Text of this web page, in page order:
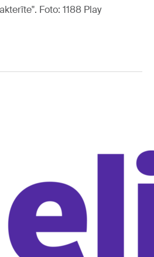
Foto: 1188 Play